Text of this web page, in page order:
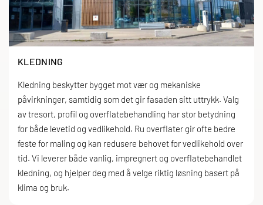
KLEDNING
Kledning beskytter bygget mot vær og mekaniske
påvirkninger, samtidig som det gir fasaden sitt uttrykk. Valg
av tresort, profil og overflatebehandling har stor betydning
for både levetid og vedlikehold. Ru overflater gir ofte bedre
feste for maling og kan redusere behovet for vedlikehold over
tid. Vi leverer både vanlig, impregnert og overflatebehandlet
kledning, og hjelper deg med å velge riktig løsning basert på
klima og bruk.